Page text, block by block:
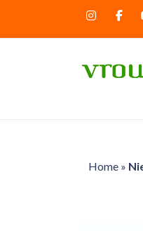
Home»